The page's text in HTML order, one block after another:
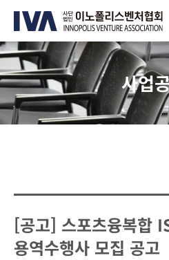
사업
[공고] 스포츠융복합
용역수행사 모집 공고